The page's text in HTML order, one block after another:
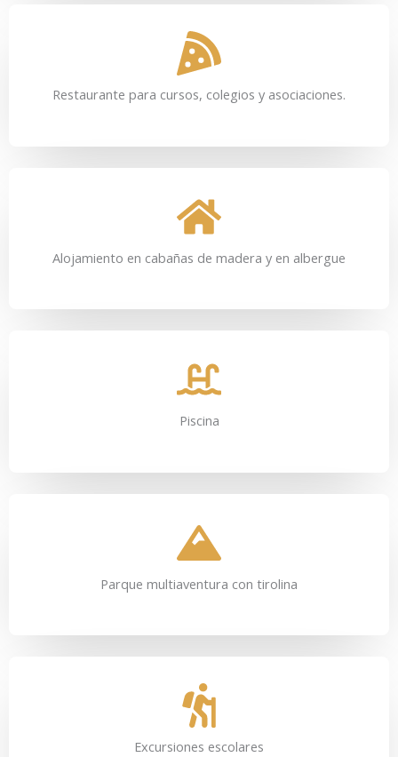
Restaurante para cursos, colegios y asociaciones.
Alojamiento en cabañas de madera y en albergue
Piscina
Parque multiaventura con tirolina
Excursiones escolares